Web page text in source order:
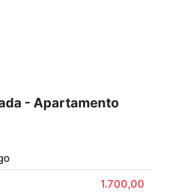
- Apartamento
1.700,00